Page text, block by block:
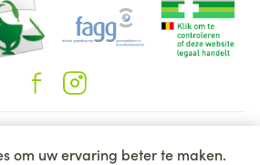
om uw ervaring beter te maken.